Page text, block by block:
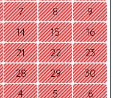
7 8
9
14 15
16
21 22
23
28 29
30
4 5 6